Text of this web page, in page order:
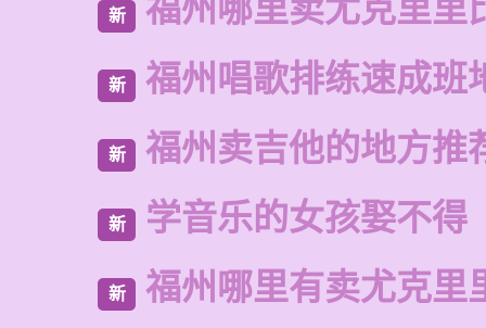
新 福州哪里卖尤克里里
新 福州唱歌排练速成班
新 福州卖吉他的地方推
新 学音乐的女孩娶不得
新 福州哪里有卖尤克里